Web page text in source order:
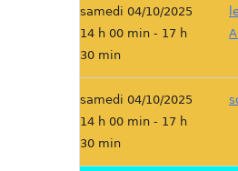
samedi 04/10/2025
14 h 00 min - 17 h
30 min
samedi 04/10/2025
14 h 00 min - 17 h
30 min